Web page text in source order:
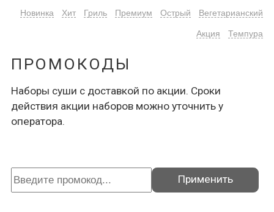
Новинка Хит Гриль Премиум Острый Вегетарианский
Акция Темпура
ПРОМОКОДЫ
Наборы суши с доставкой по акции. Сроки
действия акции наборов можно уточнить у
оператора.
Применить